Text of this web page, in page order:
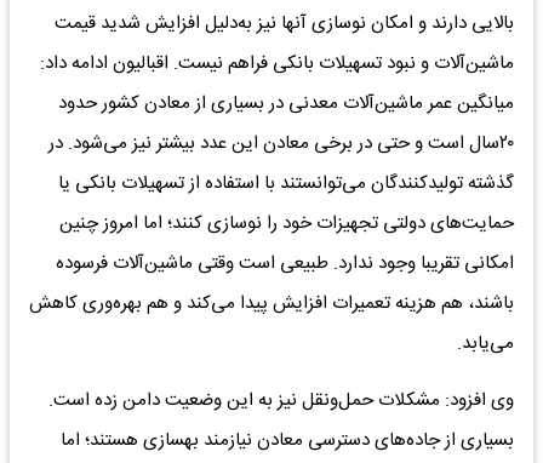
بالایی دارند و امکان نوسازی آنها نیز به‌دلیل افزایش شدید قیمت
ماشین‌آلات و نبود تسهیلات بانکی فراهم نیست. اقبالیون ادامه داد:
میانگین عمر ماشین‌آلات معدنی در بسیاری از معادن کشور حدود
۲۰سال است و حتی در برخی معادن این عدد بیشتر نیز می‌شود. در
گذشته تولیدکنندگان می‌توانستند با استفاده از تسهیلات بانکی یا
حمایت‌های دولتی تجهیزات خود را نوسازی کنند؛ اما امروز چنین
امکانی تقریبا وجود ندارد. طبیعی است وقتی ماشین‌آلات فرسوده
باشند، هم هزینه تعمیرات افزایش پیدا می‌کند و هم بهره‌وری کاهش
می‌یابد.
وی افزود: مشکلات حمل‌ونقل نیز به این وضعیت دامن زده است.
بسیاری از جاده‌های دسترسی معادن نیازمند بهسازی هستند؛ اما